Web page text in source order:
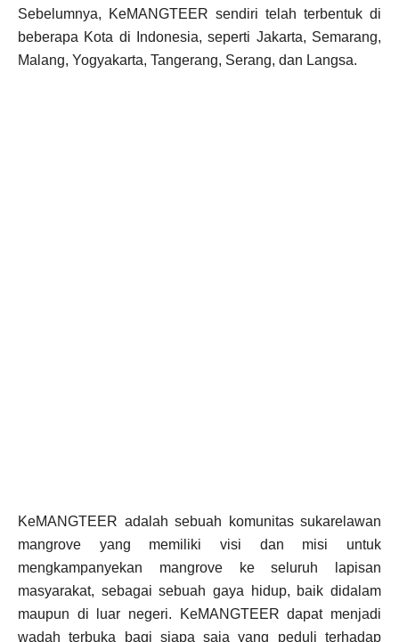
Sebelumnya, KeMANGTEER sendiri telah terbentuk di
beberapa Kota di Indonesia, seperti Jakarta, Semarang,
Malang, Yogyakarta, Tangerang, Serang, dan Langsa.
KeMANGTEER adalah sebuah komunitas sukarelawan
mangrove yang memiliki visi dan misi untuk
mengkampanyekan mangrove ke seluruh lapisan
masyarakat, sebagai sebuah gaya hidup, baik didalam
maupun di luar negeri. KeMANGTEER dapat menjadi
wadah terbuka bagi siapa saja yang peduli terhadap